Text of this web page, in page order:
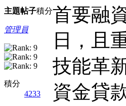
主題帖子積分
管理員
積分
4233
首要融
日，且
技能革
資金貸